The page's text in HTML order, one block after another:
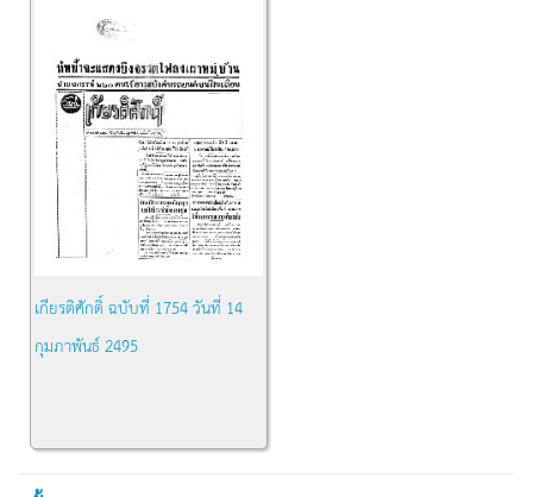
เกียรติศักดิ์ ฉบับที่ 1754 วันที่ 14
กุมภาพันธ์ 2495